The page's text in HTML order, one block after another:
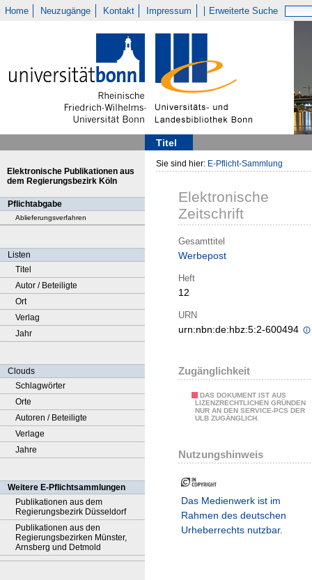
Home Neuzugänge Kontakt Impressum Erweiterte Suche
Titel
Elektronische Publikationen aus
dem Regierungsbezirk Köln
Pflichtabgabe
Ablieferungsverfahren
Listen
Titel
Autor / Beteiligte
Ort
Verlag
Jahr
Clouds
Schlagwörter
Orte
Autoren / Beteiligte
Verlage
Jahre
Weitere E-Pflichtsammlungen
Publikationen aus dem
Regierungsbezirk Düsseldorf
Publikationen aus den
Regierungsbezirken Münster,
Arnsberg und Detmold
Sie sind hier: E-Pflicht-Sammlung
Elektronische
Zeitschrift
Gesamttitel
Werbepost
Heft
12
URN
urn:nbn:de:hbz:5:2-600494
Zugänglichkeit
DAS DOKUMENT IST AUS
LIZENZRECHTLICHEN GRÜNDEN
NUR AN DEN SERVICE-PCS DER
ULB ZUGÄNGLICH.
Nutzungshinweis
Das Medienwerk ist im
Rahmen des deutschen
Urheberrechts nutzbar.